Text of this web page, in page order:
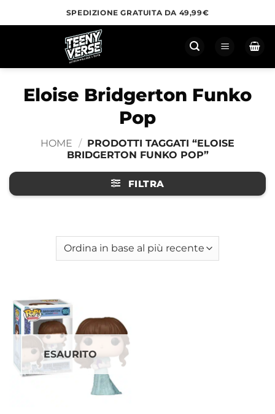
ai
SPEDIZIONE GRATUITA DA 49,99€
Eloise Bridgerton Funko
Pop
HOME / PRODOTTI TAGGATI “ELOISE
BRIDGERTON FUNKO POP”
FILTRA
ESAURITO